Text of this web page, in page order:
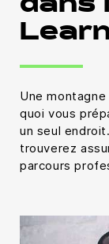
dans
Une
quoi vous
un seul
trouverez
parcours